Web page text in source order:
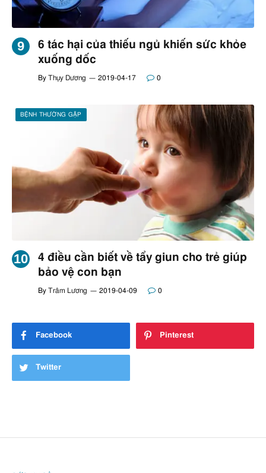
6 tác hại của thiếu ngủ khiến sức khỏe
xuống dốc
By Thụy Dương 2019-04-17 0
BỆNH THƯỜNG GẶP
4 điều cần biết về tẩy giun cho trẻ giúp
bảo vệ con bạn
By Trâm Lương 2019-04-09 0
Facebook Pinterest
Twitter